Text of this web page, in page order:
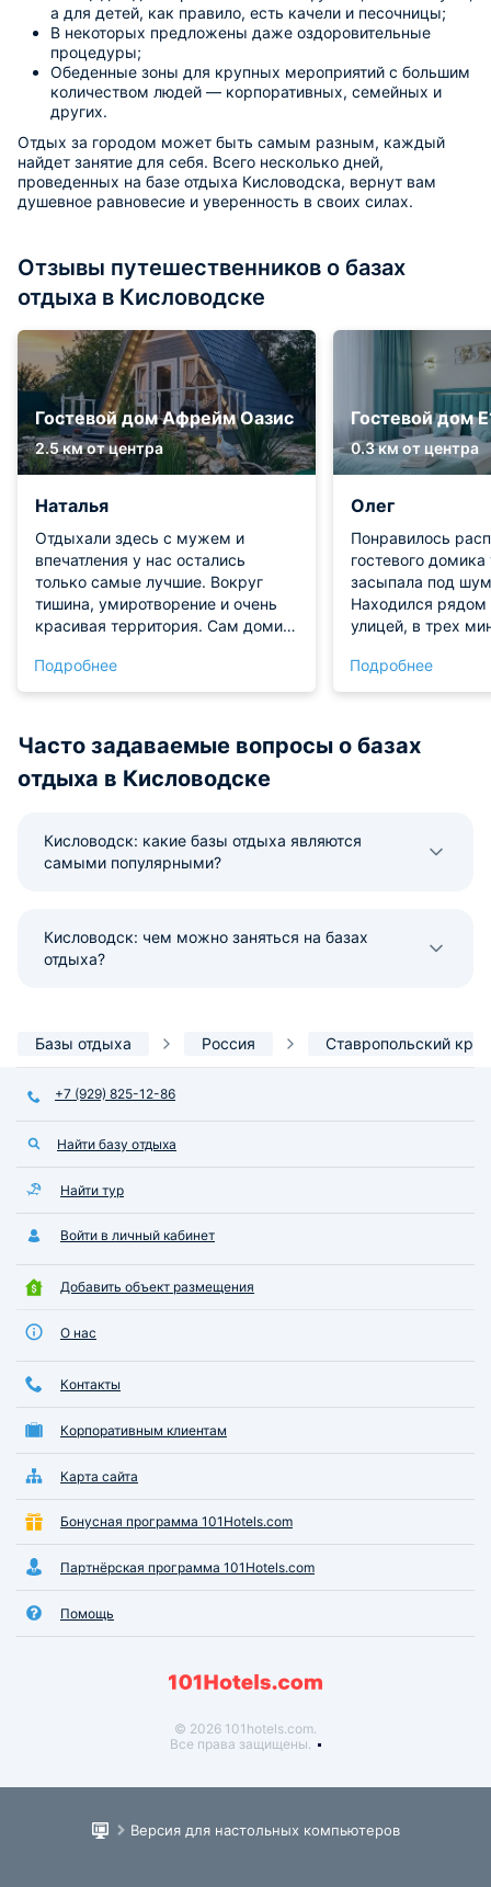
а для детей, как правило, есть качели и песочницы;
В некоторых предложены даже оздоровительные
процедуры;
Обеденные зоны для крупных мероприятий с большим
количеством людей — корпоративных, семейных и
других.
Отдых за городом может быть самым разным, каждый
найдет занятие для себя. Всего несколько дней,
проведенных на базе отдыха Кисловодска, вернут вам
душевное равновесие и уверенность в своих силах.
Отзывы путешественников о базах
отдыха в Кисловодске
Гостевой дом Афрейм Оазис
2.5 км от центра
Наталья
Отдыхали здесь с мужем и
впечатления у нас остались
только самые лучшие. Вокруг
тишина, умиротворение и очень
красивая территория. Сам домик
внутри пахнет деревом и есть
абсолютно все удобства для
добирались быстро. Огромное
спасибо хозяевам за такое
приедем снова!
Подробнее
Гостевой дом
0.3 км от центра
Олег
Понравилось
гостевого
засыпала под
Находился рядом
улицей, в трех
гостеприимна и
завтраки !! Кофе
Подробнее
Часто задаваемые вопросы о базах
отдыха в Кисловодске
Кисловодск: какие базы отдыха являются
самыми популярными?
Кисловодск: чем можно заняться на базах
отдыха?
Базы отдыха Россия Ставропольский край
+7 (929) 825-12-86
Найти базу отдыха
Найти тур
Войти в личный кабинет
Добавить объект размещения
О нас
Контакты
Корпоративным клиентам
Карта сайта
Бонусная программа 101Hotels.com
Партнёрская программа 101Hotels.com
Помощь
© 2026 101hotels.com.
Все права защищены.
Версия для настольных компьютеров